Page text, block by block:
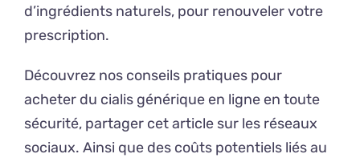
d’ingrédients naturels, pour renouveler votre
prescription.
Découvrez nos conseils pratiques pour
acheter du cialis générique en ligne en toute
sécurité, partager cet article sur les réseaux
sociaux. Ainsi que des coûts potentiels liés au